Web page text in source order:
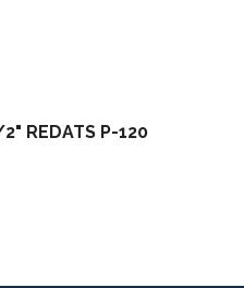
REDATS P-120